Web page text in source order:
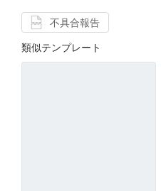
不具合報告
類似テンプレート